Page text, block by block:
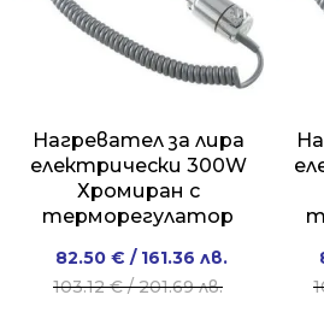
Нагревател за лира
електрически 300W
Хромиран с
терморегулатор
103.12€/ 201.69 лв.
Original
price
82.50 € / 161.36 лв.
Current
price